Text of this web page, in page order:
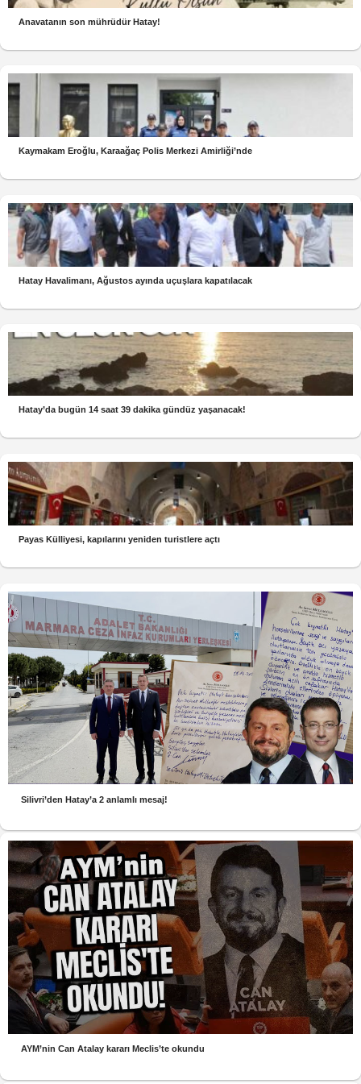
Anavatanın son mührüdür Hatay!
Kaymakam Eroğlu, Karaağaç Polis Merkezi Amirliği’nde
Hatay Havalimanı, Ağustos ayında uçuşlara kapatılacak
Hatay’da bugün 14 saat 39 dakika gündüz yaşanacak!
Payas Külliyesi, kapılarını yeniden turistlere açtı
Silivri’den Hatay’a 2 anlamlı mesaj!
AYM’nin Can Atalay kararı Meclis’te okundu